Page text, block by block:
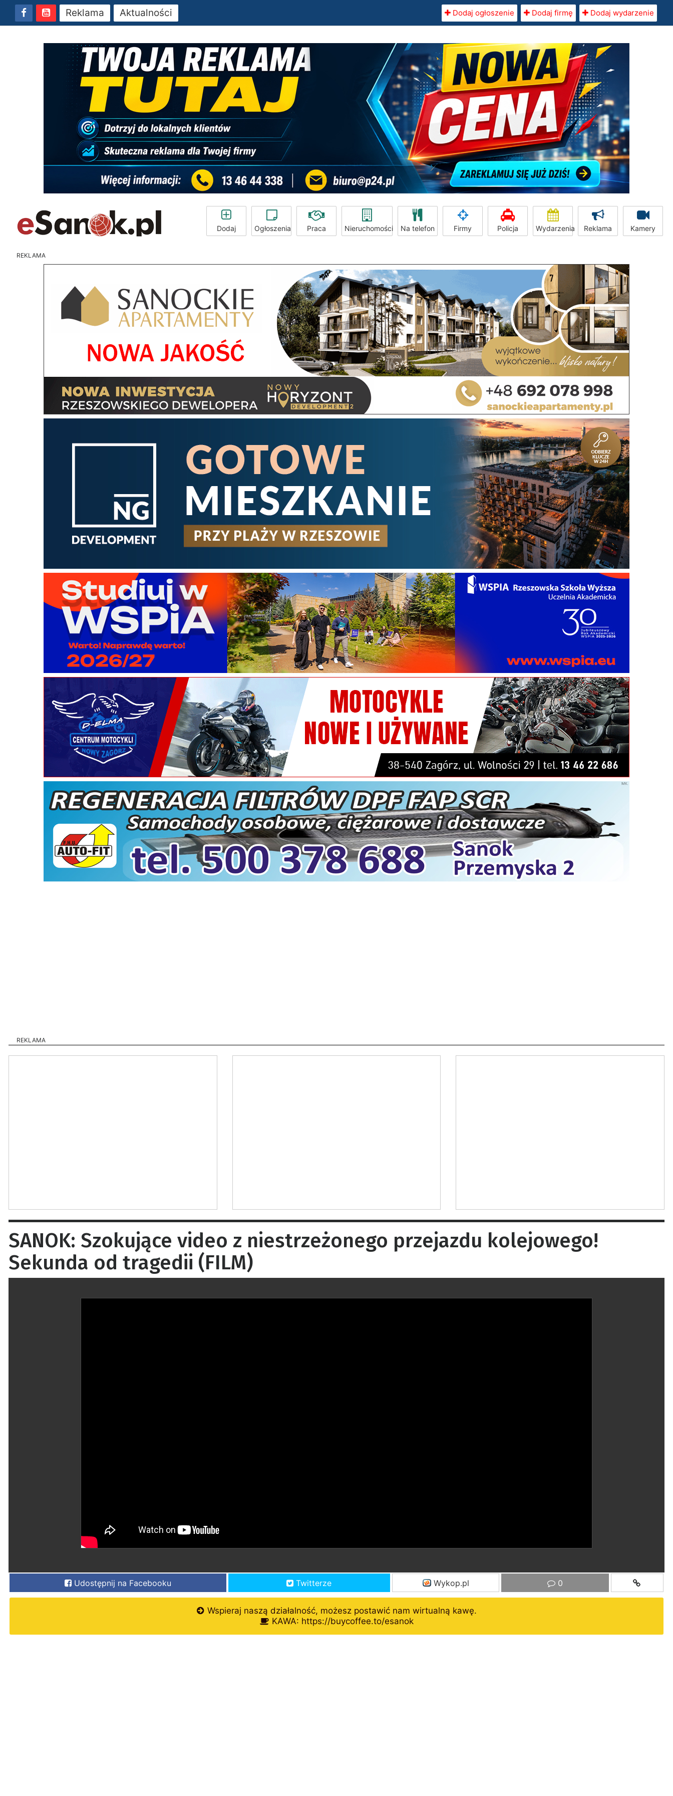
Reklama Aktualności Dodaj ogłoszenie Dodaj firmę Dodaj wydarzenie
Dodaj Ogłoszenia Praca Nieruchomości Na telefon Firmy Policja Wydarzenia Reklama Kamery
REKLAMA
REKLAMA
SANOK: Szokujące video z niestrzeżonego przejazdu kolejowego!
Sekunda od tragedii (FILM)
Udostępnij na Facebooku Twitterze Wykop.pl 0
Wspieraj naszą działalność, możesz postawić nam wirtualną kawę.
KAWA: https://buycoffee.to/esanok